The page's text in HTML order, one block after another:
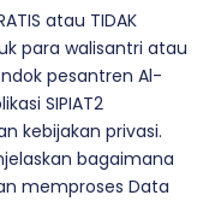
atau TIDAK
para walisantri atau
pesantren Al-
SIPIAT2
kebijakan privasi.
bagaimana
memproses Data